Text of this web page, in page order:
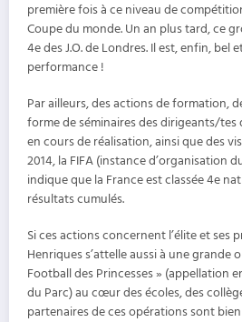
première fois à ce niveau de
Coupe du monde. Un an plus tard, ce
4e des J.O. de Londres. Il est, enfin, bel
performance !
Par ailleurs, des actions de formation,
forme de séminaires des dirigeants/tes
en cours de réalisation, ainsi que des
2014, la FIFA (instance d’organisation
indique que la France est classée 4e
résultats cumulés.
Si ces actions concernent l’élite et ses
Henriques s’attelle aussi à une grande
Football des Princesses » (appellation
du Parc) au cœur des écoles, des
partenaires de ces opérations sont